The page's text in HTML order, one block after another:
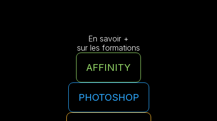
En savoir +
sur les formations
AFFINITY
PHOTOSHOP